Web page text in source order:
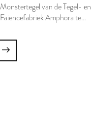
Monstertegel van de Tegel- en
Faiencefabriek Amphora te